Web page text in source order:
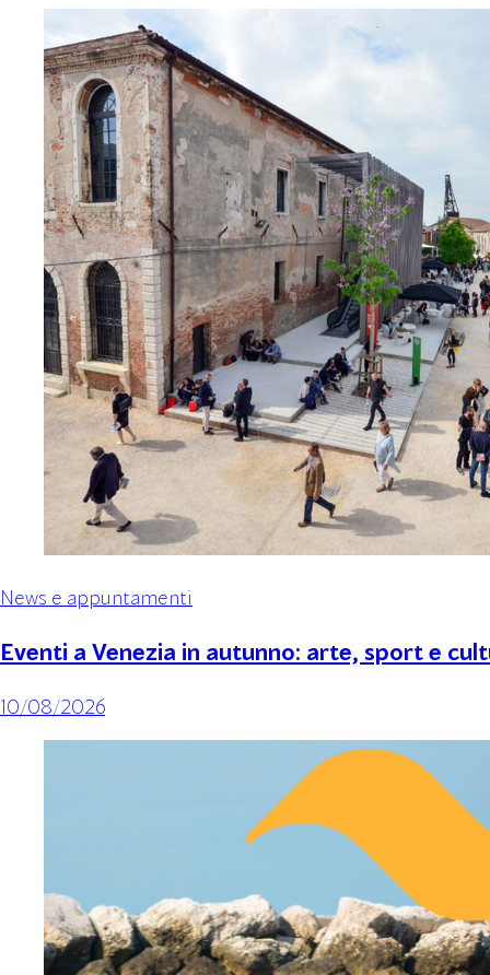
News e appuntamenti
Eventi a Venezia in autunno: arte, sport e
10/08/2026